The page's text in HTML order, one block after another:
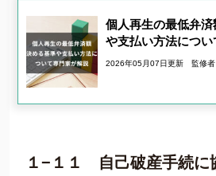
個人再生の最低弁
や支払い方法につ
2026年05月07日更新 監修者
１−１１ 自己破産手続に